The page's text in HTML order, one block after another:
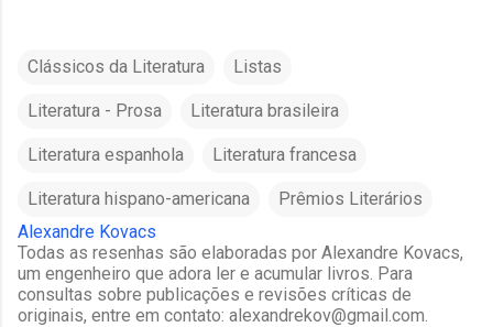
Clássicos da Literatura Listas
Literatura - Prosa Literatura brasileira
Literatura espanhola Literatura francesa
Literatura hispano-americana
Prêmios Literários
Alexandre Kovacs
Todas as resenhas são elaboradas por Alexandre Kovacs,
um engenheiro que adora ler e acumular livros. Para
consultas sobre publicações e revisões críticas de
originais, entre em contato: alexandrekov@gmail.com.